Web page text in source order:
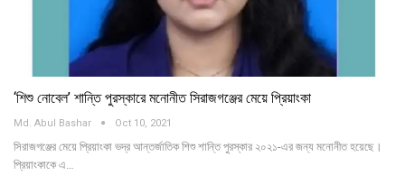
‘শিশু নোবেল’ শান্তি পুরস্কারে মনোনীত সিরাজগঞ্জের মেয়ে প্রিয়াংকা
Md. Abul Bashar Oct 10, 2021
সিরাজগঞ্জের মেয়ে প্রিয়াংকা ভদ্র আন্তর্জাতিক শিশু শান্তি পুরস্কার ২০২১-এর জন্য মনোনীত হয়েছে।
প্রিয়াংকাকে এ…